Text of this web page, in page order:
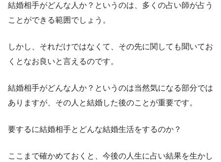
結婚相手がどんな人か？というのは、多くの占い師が占う
ことができる範囲でしょう。
しかし、それだけではなくて、その先に関しても聞いてお
くとなお良いと言えるのです。
結婚相手がどんな人か？というのは当然気になる部分では
ありますが、その人と結婚した後のことが重要です。
要するに結婚相手とどんな結婚生活をするのか？
ここまで確かめておくと、今後の人生に占い結果を生かし